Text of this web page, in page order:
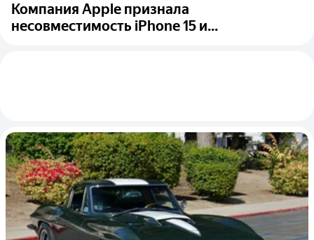
Компания Apple признала
несовместимость iPhone 15 и...